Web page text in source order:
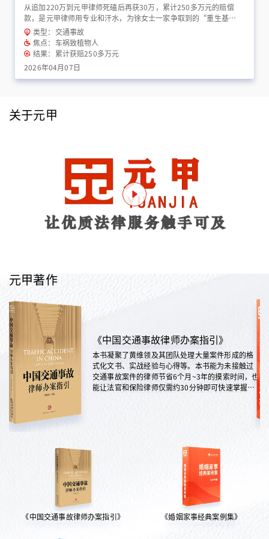
从追加220万到元甲律师死磕后再获30万，累计250多万元的赔偿
款，是元甲律师用专业和汗水，为徐女士一家争取到的“重生基
金”！
类型：交通事故
焦点：车祸致植物人
结果：累计获赔250多万元
2026年04月07日
关于元甲
元甲著作
《中国交通事故律师办案指引》
本书凝聚了黄维领及其团队处理大量案件形成的格
式化文书、实战经验与心得等。本书能为未接触过
交通事故案件的律师节省6个月~3年的摸索时间，也
能让法官和保险律师仅需约30分钟即可快速掌握案
《中国交通事故律师办案指引》 《婚姻家事经典案例集》